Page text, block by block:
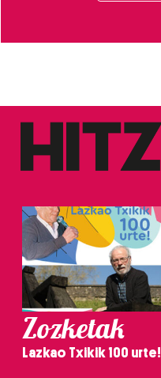
Zozketak
Lazkao Txikik 100 urte!